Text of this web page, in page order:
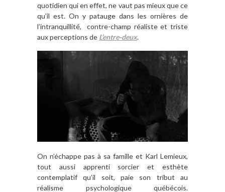
quotidien qui en effet, ne vaut pas mieux que ce
qu’il est. On y patauge dans les ornières de
l’intranquillité, contre-champ réaliste et triste
aux perceptions de L’entre-deux.
On n’échappe pas à sa famille et Karl Lemieux,
tout aussi apprenti sorcier et esthète
contemplatif qu’il soit, paie son tribut au
réalisme psychologique québécois.